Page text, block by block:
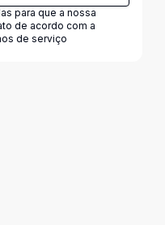
para que a nossa
de acordo com a
de serviço